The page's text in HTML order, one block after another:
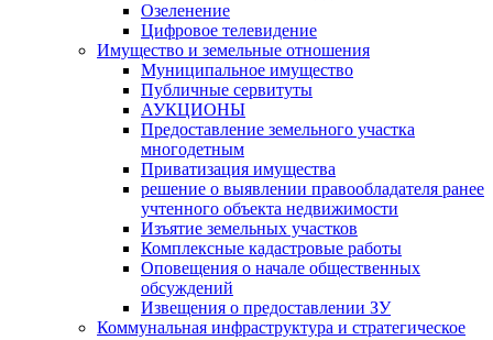
Озеленение
Цифровое телевидение
Имущество и земельные отношения
Муниципальное имущество
Публичные сервитуты
АУКЦИОНЫ
Предоставление земельного участка
многодетным
Приватизация имущества
решение о выявлении правообладателя ранее
учтенного объекта недвижимости
Изъятие земельных участков
Комплексные кадастровые работы
Оповещения о начале общественных
обсуждений
Извещения о предоставлении ЗУ
Коммунальная инфраструктура и стратегическое